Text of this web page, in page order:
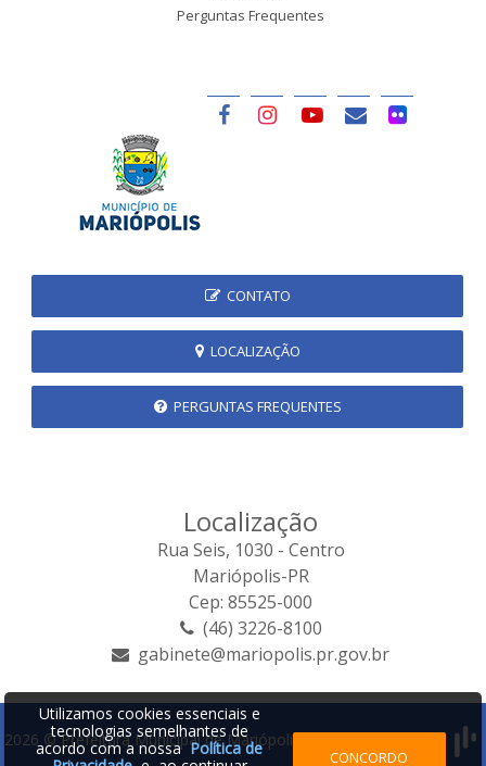
Perguntas Frequentes
CONTATO
LOCALIZAÇÃO
PERGUNTAS FREQUENTES
Localização
Rua Seis, 1030 - Centro
Mariópolis-PR
Cep: 85525-000
(46) 3226-8100
gabinete@mariopolis.pr.gov.br
2026 © Prefeitura Municipal de Mariópolis | Desenvolvido por:
Utilizamos cookies essenciais e
tecnologias semelhantes de
acordo com a nossaPolítica de
CONCORDO